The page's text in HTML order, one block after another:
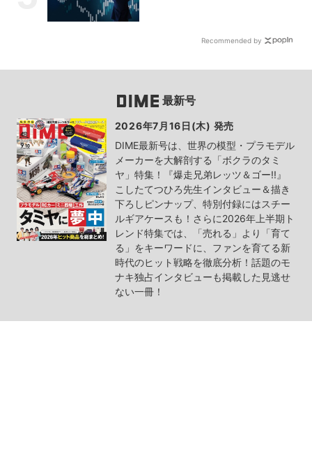
Recommended by
最新号
2026年7月16日(木) 発売
DIME最新号は、世界の模型・プラモデル
メーカーを大解剖する「ボクラのタミ
ヤ」特集！『爆走兄弟レッツ＆ゴー!!』
こしたてつひろ先生インタビュー＆描き
下ろしピンナップ、特別付録にはスチー
ルギアケースも！さらに2026年上半期ト
レンド特集では、「売れる」より「育て
る」をキーワードに、ファンを育てる新
時代のヒット戦略を徹底分析！話題のモ
ナキ独占インタビューも掲載した見逃せ
ない一冊！